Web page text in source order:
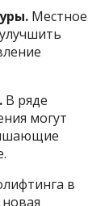
Местное
В ряде
могут
в